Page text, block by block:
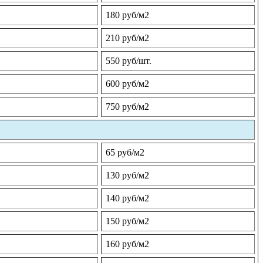
180 руб/м2
210 руб/м2
550 руб/шт.
600 руб/м2
750 руб/м2
65 руб/м2
130 руб/м2
140 руб/м2
150 руб/м2
160 руб/м2